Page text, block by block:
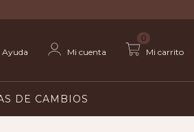
Ayuda Mi cuenta Mi carrito
0
DE CAMBIOS